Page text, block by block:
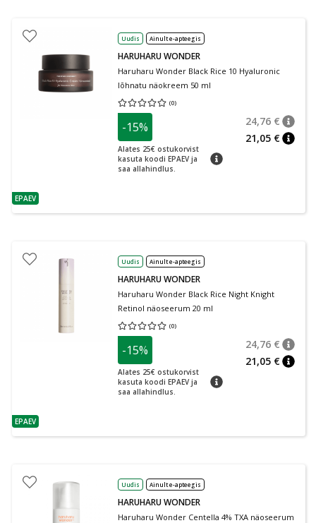
nõuanne
EPAEV
Uudis Ainult e-apteegis
HARUHARU WONDER
Haruharu Wonder Black Rice 10 Hyaluronic
lõhnatu näokreem 50 ml
(0)
Keskmine hinnang 0.00
-15%
Alates 25€ ostukorvist
kasuta koodi EPAEV ja
saa allahindlus.
nõuanne
24,76 €
21,05 €
nõuanne
EPAEV
Uudis Ainult e-apteegis
HARUHARU WONDER
Haruharu Wonder Black Rice Night Knight
Retinol näoseerum 20 ml
(0)
Keskmine hinnang 0.00
-15%
Alates 25€ ostukorvist
kasuta koodi EPAEV ja
saa allahindlus.
nõuanne
24,76 €
21,05 €
Uudis Ainult e-apteegis
HARUHARU WONDER
Haruharu Wonder Centella 4% TXA näoseerum